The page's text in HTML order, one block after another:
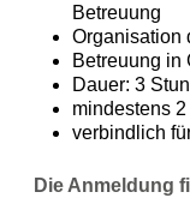
Betreuung
Organisation
Betreuung in
Dauer: 3
mindestens
verbindlich
Die Anmeldung